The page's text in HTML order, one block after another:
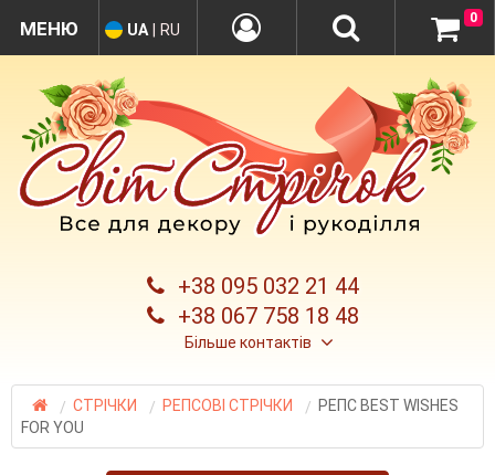
+38 095 032 21 44
+38 067 758 18 48
Більше контактів
UA RU
0
СТРІЧКИ РЕПСОВІ СТРІЧКИ
РЕПС BEST WISHES
FOR YOU